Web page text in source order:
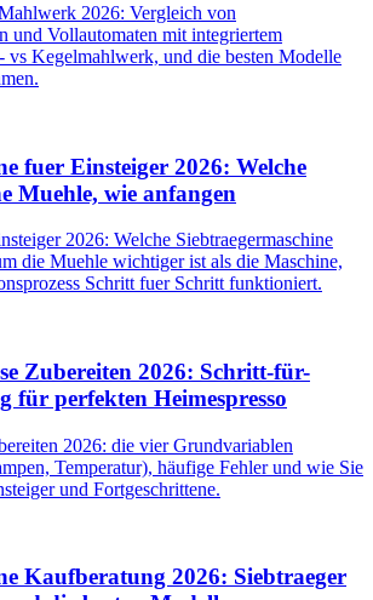
2026: Vergleich von
und Vollautomaten mit integriertem
vs Kegelmahlwerk, und die besten Modelle
fuer Einsteiger 2026: Welche
Muehle, wie anfangen
2026: Welche Siebtraegermaschine
die Muehle wichtiger ist als die Maschine,
Schritt fuer Schritt funktioniert.
Zubereiten 2026: Schritt-für-
für perfekten Heimespresso
2026: die vier Grundvariablen
Temperatur), häufige Fehler und wie Sie
und Fortgeschrittene.
Kaufberatung 2026: Siebtraeger